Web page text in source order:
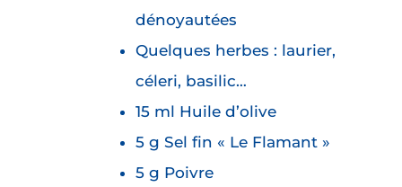
dénoyautées
Quelques herbes : laurier,
céleri, basilic…
15 ml Huile d’olive
5 g Sel fin « Le Flamant »
5 g Poivre